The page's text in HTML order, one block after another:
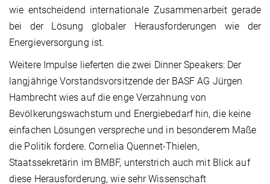
wie entscheidend internationale Zusammenarbeit gerade
bei der Lösung globaler Herausforderungen wie der
Energieversorgung ist.
Weitere Impulse lieferten die zwei Dinner Speakers: Der
langjährige Vorstandsvorsitzende der BASF AG Jürgen
Hambrecht wies auf die enge Verzahnung von
Bevölkerungswachstum und Energiebedarf hin, die keine
einfachen Lösungen verspreche und in besonderem Maße
die Politik fordere. Cornelia Quennet-Thielen,
Staatssekretärin im BMBF, unterstrich auch mit Blick auf
diese Herausforderung, wie sehr Wissenschaft